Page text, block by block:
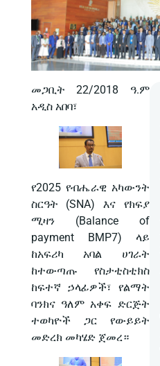
መጋቢት 22/2018 ዓ.ም
አዲስ አበባ፣
የ2025 የብሔራዊ አካውንት
ስርዓት (SNA) እና የክፍያ
ሚዛን (Balance of
payment BMP7) ላይ
ከአፍሪካ አባል ሀገራት
ከተውጣጡ የስታቲስቲክስ
ከፍተኛ ኃላፊዎች፣ የልማት
ባንክና ዓለም አቀፍ ድርጅት
ተወካዮች ጋር የውይይት
መድረክ መካሄድ ጀመረ።